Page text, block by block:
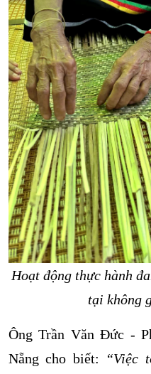
Hoạt động thực hành
tại không
Ông Trần Văn Đức -
Nẵng cho biết:
“Việc